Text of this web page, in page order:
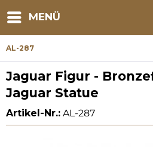
MENÜ
AL-287
Jaguar Figur -
Jaguar Statue
Artikel-Nr.: AL-287